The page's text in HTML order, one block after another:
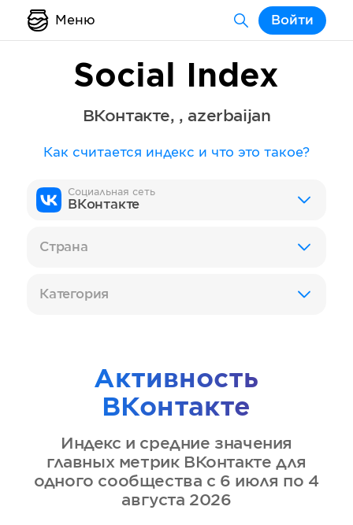
Меню Войти
Social Index
ВКонтакте, , azerbaijan
Как считается индекс и что это такое?
Социальная сеть
ВКонтакте
Страна
Категория
Активность
ВКонтакте
Индекс и средние значения
главных метрик ВКонтакте для
одного сообщества с 6 июля по 4
августа 2026